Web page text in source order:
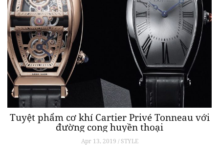
Tuyệt phẩm cơ khí Cartier Privé Tonneau với
đường cong huyền thoại
Apr 13, 2019 / STYLE